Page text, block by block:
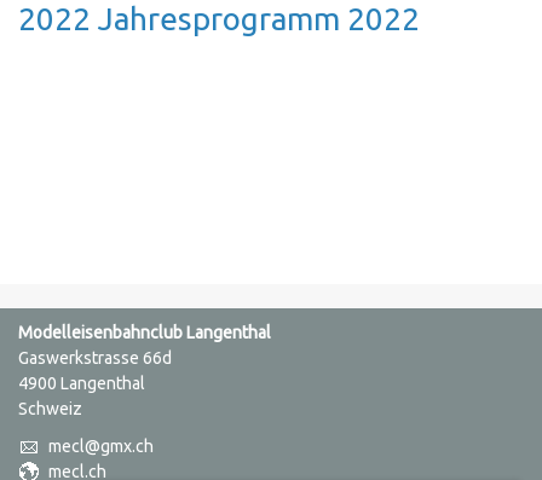
2022 Jahresprogramm 2022
Modelleisenbahnclub Langenthal
Gaswerkstrasse 66d
4900 Langenthal
Schweiz
mecl@gmx.ch
mecl.ch